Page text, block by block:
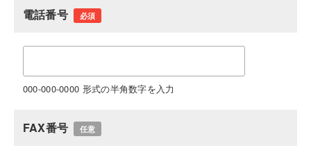
電話番号 必須
000-000-0000 形式の半角数字を入力
FAX番号 任意